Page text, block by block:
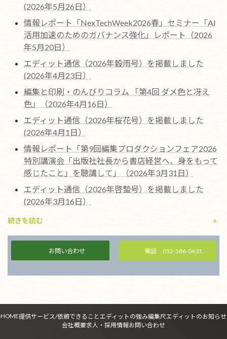
(2026年5月26日）
情報レポート「NexTechWeek2026春」セミナー「AI
活用加速のためのガバナンス強化」レポート（2026
年5月20日）
エディット通信（2026年穀雨号）を掲載しました
(2026年4月23日）
編集と印刷・のんびりコラム 「第4回 ダメ色と冴え
色」（2026年4月16日）
エディット通信（2026年桜花号）を掲載しました
(2026年4月1日）
情報レポート「第9回編集プロダクションフェア2026
特別講演会「出版社社長から書店経営へ、身をもって
感じたこと」を聴講して」（2026年3月31日）
エディット通信（2026年啓蟄号）を掲載しました
(2026年3月16日）
続きを読む +
お問い合わせ 電話 052-586-0631
HOME提供サービス/依頼できることエディットの強み編集尺エディットのお知らせ
会社概要求人・採用情報お問い合わせ